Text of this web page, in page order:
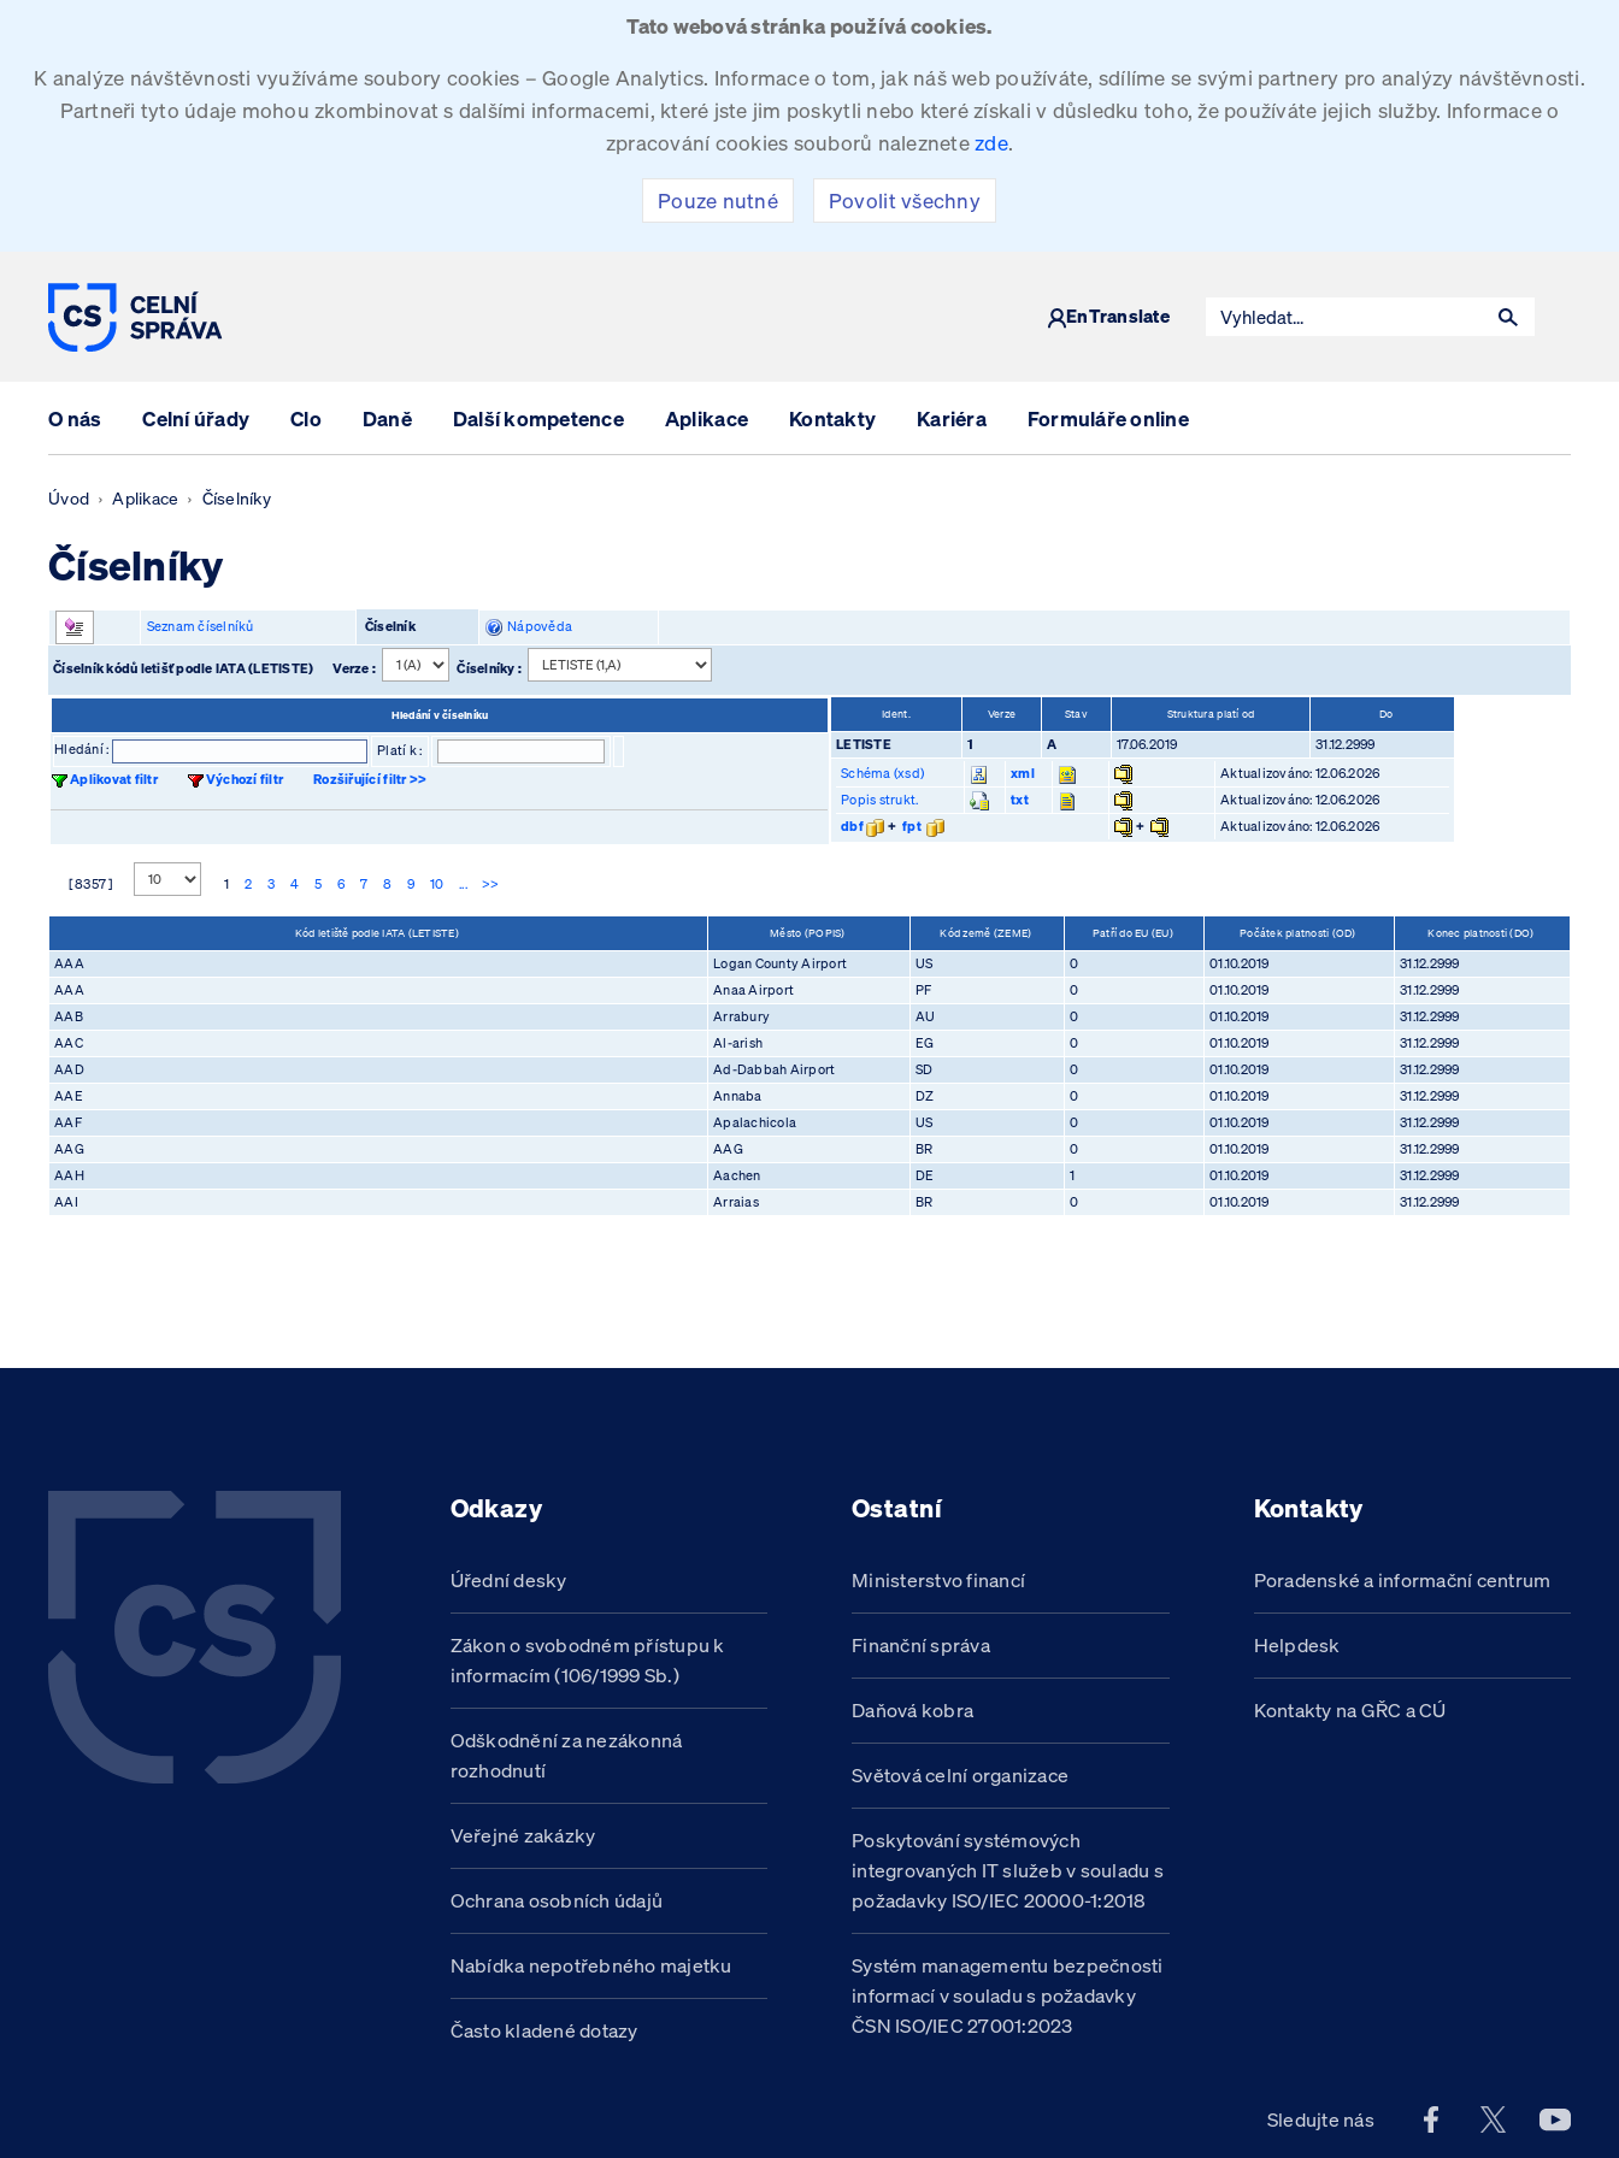
Tato webová stránka používá cookies.
K analýze návštěvnosti využíváme soubory cookies – Google Analytics. Informace o tom, jak náš web používáte, sdílíme se svými partnery pro analýzy návštěvnosti.
Partneři tyto údaje mohou zkombinovat s dalšími informacemi, které jste jim poskytli nebo které získali v důsledku toho, že používáte jejich služby. Informace o
zpracování cookies souborů naleznetezde.
Pouze nutné Povolit všechny
EnTranslate
O nás Celní úřady Clo Daně Další kompetence Aplikace Kontakty Kariéra Formuláře online
Úvod Aplikace Číselníky
Číselníky
Seznam číselníků Číselník Nápověda
Číselník kódů letišť podle IATA (LETISTE) Verze : Číselníky :
Hledání v číselníku
Hledání :
Platí k :
Aplikovat filtr
Výchozí filtr Rozšiřující filtr >>
Ident. Verze Stav Struktura platí od Do
LETISTE 1 A 17.06.2019
31.12.2999
Schéma (xsd)
xml
Aktualizováno: 12.06.2026
Popis strukt.
txt
Aktualizováno: 12.06.2026
dbf
+ fpt + Aktualizováno: 12.06.2026
[ 8357 ] 1 2 3 4 5 6 7 8 9 10 ... >>
Kód letiště podle IATA (LETISTE) Město (POPIS) Kód země (ZEME) Patří do EU (EU) Počátek platnosti (OD) Konec platnosti (DO)
AAA Logan County Airport US 0 01.10.2019
31.12.2999
AAA
Anaa Airport PF 0 01.10.2019
31.12.2999
AAB
Arrabury AU 0 01.10.2019
31.12.2999
AAC
Al-arish EG 0 01.10.2019
31.12.2999
AAD
Ad-Dabbah Airport SD 0 01.10.2019
31.12.2999
AAE
Annaba DZ 0 01.10.2019
31.12.2999
AAF
Apalachicola US 0 01.10.2019
31.12.2999
AAG
AAG BR 0 01.10.2019
31.12.2999
AAH
Aachen DE 1 01.10.2019
31.12.2999
AAI
Arraias BR 0 01.10.2019 31.12.2999
Odkazy
Úřední desky
Zákon o svobodném přístupu k
informacím (106/1999 Sb.)
Odškodnění za nezákonná
rozhodnutí
Veřejné zakázky
Ochrana osobních údajů
Nabídka nepotřebného majetku
Často kladené dotazy
Ostatní
Ministerstvo financí
Finanční správa
Daňová kobra
Světová celní organizace
Poskytování systémových
integrovaných IT služeb v souladu s
požadavky ISO/IEC 20000-1:2018
Systém managementu bezpečnosti
informací v souladu s požadavky
ČSN ISO/IEC 27001:2023
Kontakty
Poradenské a informační centrum
Helpdesk
Kontakty na GŘC a CÚ
Sledujte nás Facebook účet
X účet